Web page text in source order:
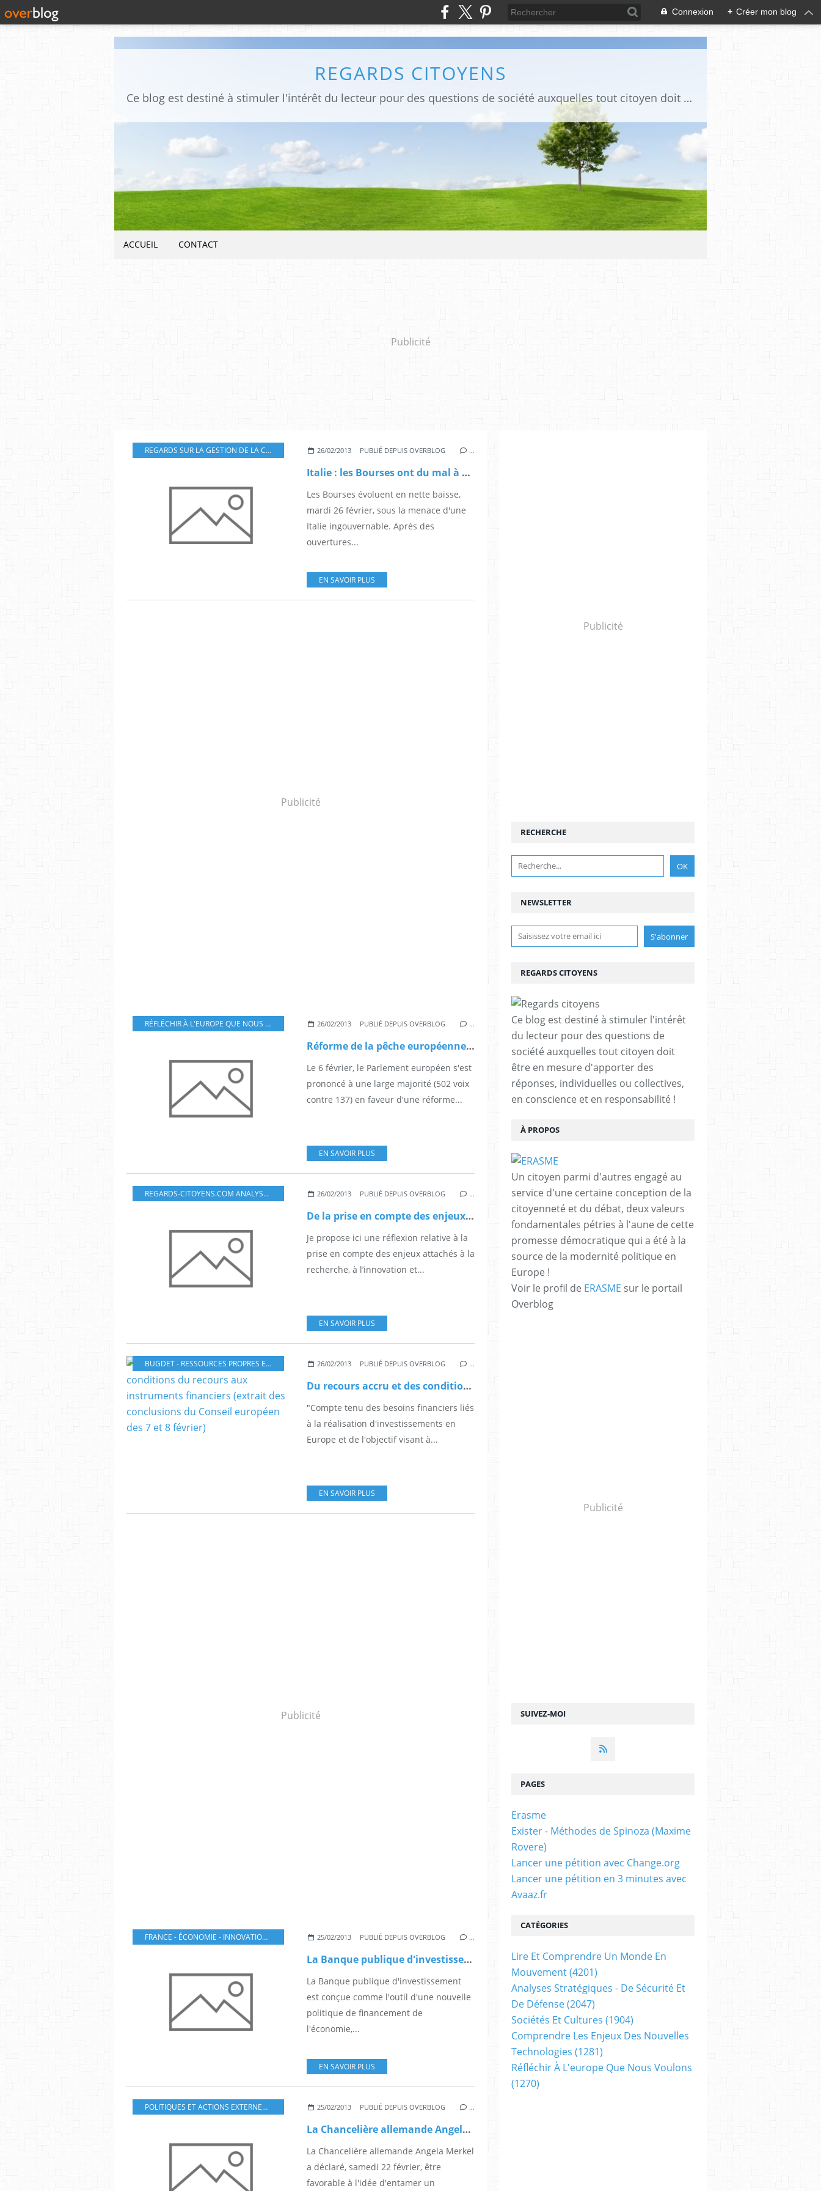
Connexion + Créer mon blog
REGARDS CITOYENS
Ce blog est destiné à stimuler l'intérêt du lecteur pour des questions de société auxquelles tout citoyen doit être en mesure d'apporter des réponses, individuelles ou collectives, en conscience et en responsabilité !
ACCUEIL CONTACT
Publicité
REGARDS SUR LA GESTION DE LA CRISE PAR L'UE 26/02/2013 PUBLIÉ DEPUIS OVERBLOG …
Italie : les Bourses ont du mal à digérer les résultats de l'élection (Le Monde avec AFP et Reuters)
Les Bourses évoluent en nette baisse,
mardi 26 février, sous la menace d'une
Italie ingouvernable. Après des
ouvertures...
EN SAVOIR PLUS
Publicité
RÉFLÉCHIR À L'EUROPE QUE NOUS VOULONS 26/02/2013 PUBLIÉ DEPUIS OVERBLOG …
Réforme de la pêche européenne : la France ne doit pas rester à quai ! par Jean-Paul Besset, Eva Joly, Jean-Luc Bennahmias, Corinne Lepage, Robert Rochefort et Younous Omarjee (Le Monde)
Le 6 février, le Parlement européen s'est
prononcé à une large majorité (502 voix
contre 137) en faveur d'une réforme...
EN SAVOIR PLUS
REGARDS-CITOYENS.COM ANALYSE ET PROPOSE 26/02/2013 PUBLIÉ DEPUIS OVERBLOG …
De la prise en compte des enjeux attachés à la recherche, à l’innovation et à l’éducation dans un processus d’intégration accrue, voire de fédéralisation, de l’Union européenne
Je propose ici une réflexion relative à la
prise en compte des enjeux attachés à la
recherche, à l’innovation et...
EN SAVOIR PLUS
BUGDET - RESSOURCES PROPRES ET CFP 2014-2020 26/02/2013 PUBLIÉ DEPUIS OVERBLOG …
Du recours accru et des conditions du recours aux instruments financiers (extrait des conclusions du Conseil européen des 7 et 8 février)
"Compte tenu des besoins financiers liés
à la réalisation d'investissements en
Europe et de l'objectif visant à...
EN SAVOIR PLUS
Publicité
FRANCE - ÉCONOMIE - INNOVATION ET FINANCES 25/02/2013 PUBLIÉ DEPUIS OVERBLOG …
La Banque publique d'investissement
La Banque publique d'investissement
est conçue comme l'outil d'une nouvelle
politique de financement de
l'économie,...
EN SAVOIR PLUS
POLITIQUES ET ACTIONS EXTERNES DE L'UE 25/02/2013 PUBLIÉ DEPUIS OVERBLOG …
La Chancelière allemande Angela Merkel a déclaré être favorable à l'idée d'entamer un nouveau chapitre de négociations avec la Turquie en vue de son adhésion à l'Union européenne
La Chancelière allemande Angela Merkel
a déclaré, samedi 22 février, être
favorable à l'idée d'entamer un
Publicité
NEWSLETTER
SUIVEZ-MOI
RECHERCHE
REGARDS CITOYENS
Ce blog est destiné à stimuler l'intérêt
du lecteur pour des questions de
société auxquelles tout citoyen doit
être en mesure d'apporter des
réponses, individuelles ou collectives,
en conscience et en responsabilité !
À PROPOS
Un citoyen parmi d'autres engagé au
service d'une certaine conception de la
citoyenneté et du débat, deux valeurs
fondamentales pétries à l'aune de cette
promesse démocratique qui a été à la
source de la modernité politique en
Europe !
Voir le profil de ERASME sur le portail
Overblog
Publicité
PAGES
Erasme
Exister - Méthodes de Spinoza (Maxime
Rovere)
Lancer une pétition avec Change.org
Lancer une pétition en 3 minutes avec
Avaaz.fr
CATÉGORIES
Lire Et Comprendre Un Monde En
Mouvement(4201)
Analyses Stratégiques - De Sécurité Et
De Défense(2047)
Sociétés Et Cultures (1904)
Comprendre Les Enjeux Des Nouvelles
Technologies (1281)
Réfléchir À L'europe Que Nous Voulons
(1270)